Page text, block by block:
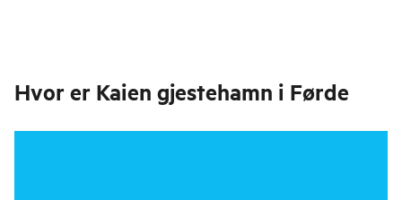
Hvor er Kaien gjestehamn i Førde